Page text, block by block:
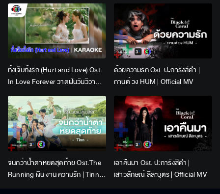
ทั้งเจ็บทั้งรัก (Hurt and Love) Ost.
In Love Forever วาดฝันวันวิวาห์ |
Lingling Kwong x Orm
Kornnaphat | Official Karaoke
ด้วยความรัก Ost. ปะการังสีดำ |
กานต์ วง HUM | Official MV
จนกว่าน้ำตาหยดสุดท้าย Ost.The
Running เงิน งาน ความรัก | Tinn |
เอาคืนมา Ost. ปะการังสีดำ |
เสาวลักษณ์ ลีละบุตร | Official MV